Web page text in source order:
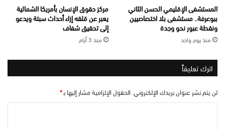
المستشفى الإقليمي الحسن الثاني
ببوعرفة.. مستشفى بلا اختصاصيين
ونقطة عبور نحو وجدة
منذ يوم واحد
مركز حقوق الإنسان بأمريكا الشمالية
يعبر عن قلقه إزاء أحداث سبتة ويدعو
إلى تحقيق شفاف
منذ 3 أيام
اترك تعليقاً
لن يتم نشر عنوان بريدك الإلكتروني. الحقول الإلزامية مشار إليها بـ*